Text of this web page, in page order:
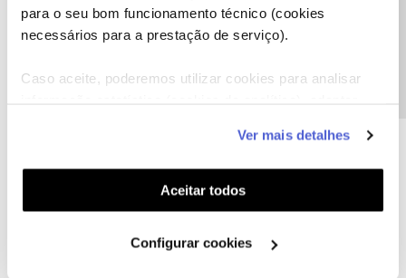
para o seu bom funcionamento técnico (cookies
necessários para a prestação de serviço).
Caso aceite, poderemos utilizar cookies para analisar
funcionalidades (cookies de personalização e
funcionalidade) e adaptar anúncios aos seus interesses
(cookies de publicidade personalizada). Pode gerir a
utilização dos cookies clicando em "Configurar
Ver mais detalhes
Aceitar todos
Configurar cookies
Assim que voltar lá (talvez ainda esta semana) irei fazer esse teste